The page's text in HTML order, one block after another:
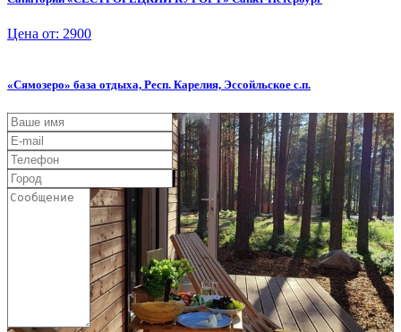
Цена от: 2900
«Сямозеро» база отдыха, Респ. Карелия, Эссойльское с.п.